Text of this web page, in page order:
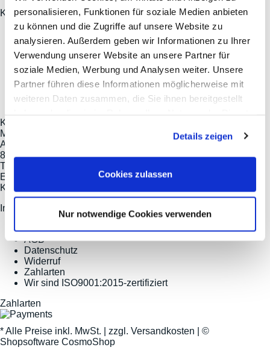
personalisieren, Funktionen für soziale Medien anbieten
zu können und die Zugriffe auf unsere Website zu
analysieren. Außerdem geben wir Informationen zu Ihrer
Verwendung unserer Website an unsere Partner für
soziale Medien, Werbung und Analysen weiter. Unsere
Partner führen diese Informationen möglicherweise mit
weiteren Daten zusammen, die Sie ihnen bereitgestellt
Details zeigen
Cookies zulassen
Nur notwendige Cookies verwenden
Kategorien
News und Aktionen
Über uns
Kontakt
Meilhaus Electronic GmbH
Am Sonnenlicht 2
82239 Alling
Tel.:
Email:
sales@meilhaus.de
Kategorien
Informationen
Impressum
AGB
Datenschutz
Widerruf
Zahlarten
Wir sind ISO9001:2015-zertifiziert
Zahlarten
* Alle Preise inkl. MwSt. | zzgl. Versandkosten | ©
Shopsoftware CosmoShop